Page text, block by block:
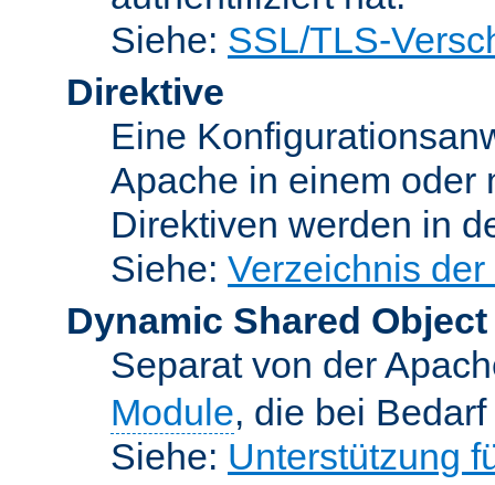
Siehe: SSL/TLS-
Direktive
Eine
Apache in einem oder
Direktiven werden in
Siehe: Verzeichnis
Dynamic Shared Object
Separat von der
Module, die bei
Siehe: Unterstützung